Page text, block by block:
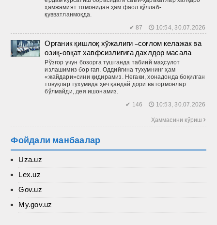
ҳамжамият томонидан ҳам фаол қўллаб-
қувватланмоқда.
✔ 87 🕔 10:54, 30.07.2026
Органик қишлоқ хўжалиги –соғлом келажак ва
озиқ-овқат хавфсизлигига дахлдор масала
Рўзғор учун бозорга тушганда табиий маҳсулот
излашимиз бор гап. Оддийгина тухумнинг ҳам
«жайдари»сини қидирамиз. Негаки, хонадонда боқилган
товуқлар тухумида ҳеч қандай дори ва гормонлар
бўлмайди, дея ишонамиз.
✔ 146 🕔 10:53, 30.07.2026
Ҳаммасини кўриш 
Фойдали манбаалар
Uza.uz
Lex.uz
Gov.uz
My.gov.uz